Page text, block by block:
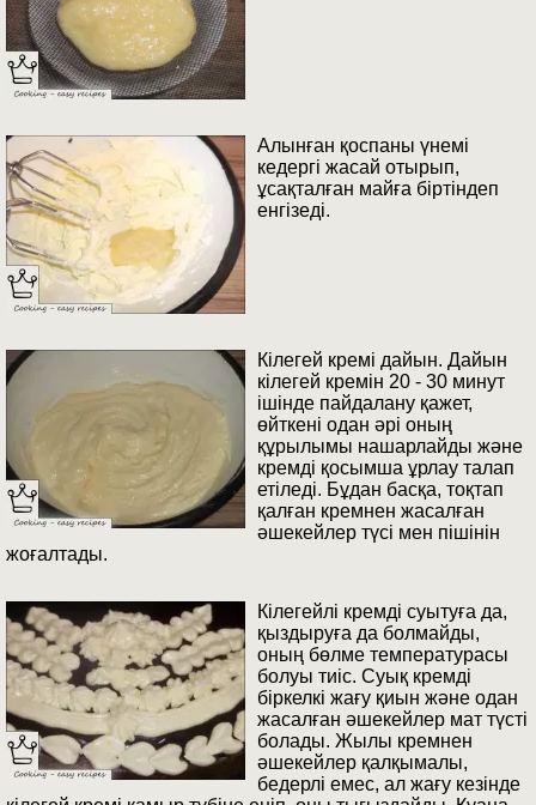
Алынған қоспаны үнемі
кедергі жасай отырып,
ұсақталған майға біртіндеп
енгізеді.
Кілегей кремі дайын. Дайын
кілегей кремін 20 - 30 минут
ішінде пайдалану қажет,
өйткені одан әрі оның
құрылымы нашарлайды және
кремді қосымша ұрлау талап
етіледі. Бұдан басқа, тоқтап
қалған кремнен жасалған
әшекейлер түсі мен пішінін
жоғалтады.
Кілегейлі кремді суытуға да,
қыздыруға да болмайды,
оның бөлме температурасы
болуы тиіс. Суық кремді
біркелкі жағу қиын және одан
жасалған әшекейлер мат түсті
болады. Жылы кремнен
әшекейлер қалқымалы,
бедерлі емес, ал жағу кезінде